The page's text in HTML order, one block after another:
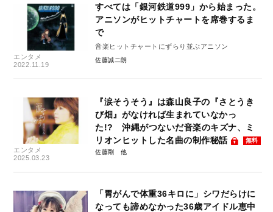
エンタメ
2022.11.19
すべては「銀河鉄道999」から始まった。
アニソンがヒットチャートを席巻するま
で
音楽ヒットチャートにずらり並ぶアニソン
佐藤誠二朗
エンタメ
2025.03.23
『涙そうそう』は森山良子の『さとうき
び畑』がなければ生まれていなかっ
た!? 沖縄がつないだ音楽のキズナ、ミ
リオンヒットした名曲の制作秘話
無料
佐藤剛
「胃がんで体重36キロに」シワだらけに
なっても諦めなかった36歳アイドル恵中